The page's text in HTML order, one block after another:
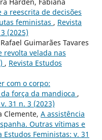
Harden, Fabiana
a reescrita de decisões
feministas , Revista
(2025)
Guimarães Tavares
revolta velada nas
, Revista Estudos
com o corpo:
força da mandioca ,
31 n. 3 (2023)
Clemente, A assistência
Outras vítimas e
Estudos Feministas: v. 31